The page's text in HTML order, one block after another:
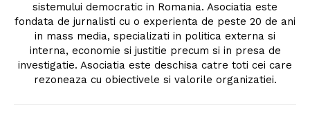
sistemului democratic in Romania. Asociatia este
fondata de jurnalisti cu o experienta de peste 20 de ani
in mass media, specializati in politica externa si
interna, economie si justitie precum si in presa de
investigatie. Asociatia este deschisa catre toti cei care
rezoneaza cu obiectivele si valorile organizatiei.